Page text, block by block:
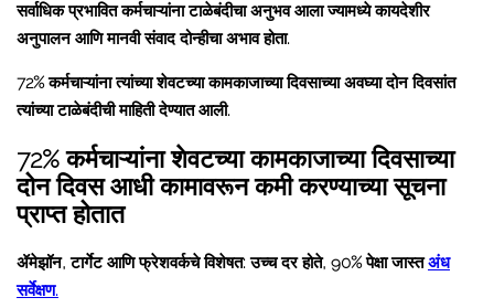
सर्वाधिक प्रभावित कर्मचाऱ्यांना टाळेबंदीचा अनुभव आला ज्यामध्ये कायदेशीर
अनुपालन आणि मानवी संवाद दोन्हीचा अभाव होता.
72% कर्मचाऱ्यांना त्यांच्या शेवटच्या कामकाजाच्या दिवसाच्या अवघ्या दोन दिवसांत
त्यांच्या टाळेबंदीची माहिती देण्यात आली.
72% कर्मचाऱ्यांना शेवटच्या कामकाजाच्या दिवसाच्या
दोन दिवस आधी कामावरून कमी करण्याच्या सूचना
प्राप्त होतात
ॲमेझॉन, टार्गेट आणि फ्रेशवर्कचे विशेषत: उच्च दर होते, 90% पेक्षा जास्तअंध
सर्वेक्षण.